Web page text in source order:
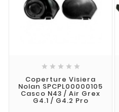
    
Coperture Visiera
Nolan SPCPL00000105
Casco N43 / Air Grex
G4.1 / G4.2 Pro